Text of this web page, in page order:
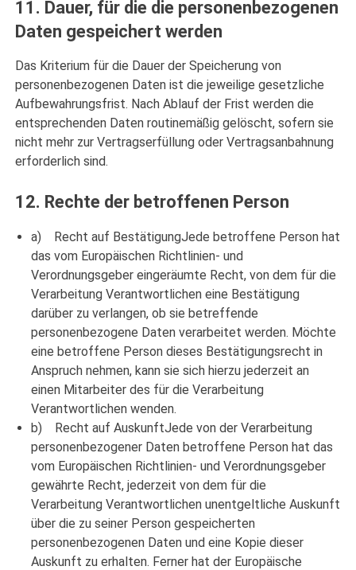
11. Dauer, für die die personenbezogenen
Daten gespeichert werden
Das Kriterium für die Dauer der Speicherung von
personenbezogenen Daten ist die jeweilige gesetzliche
Aufbewahrungsfrist. Nach Ablauf der Frist werden die
entsprechenden Daten routinemäßig gelöscht, sofern sie
nicht mehr zur Vertragserfüllung oder Vertragsanbahnung
erforderlich sind.
12. Rechte der betroffenen Person
a) Recht auf BestätigungJede betroffene Person hat
das vom Europäischen Richtlinien- und
Verordnungsgeber eingeräumte Recht, von dem für die
Verarbeitung Verantwortlichen eine Bestätigung
darüber zu verlangen, ob sie betreffende
personenbezogene Daten verarbeitet werden. Möchte
eine betroffene Person dieses Bestätigungsrecht in
Anspruch nehmen, kann sie sich hierzu jederzeit an
einen Mitarbeiter des für die Verarbeitung
Verantwortlichen wenden.
b) Recht auf AuskunftJede von der Verarbeitung
personenbezogener Daten betroffene Person hat das
vom Europäischen Richtlinien- und Verordnungsgeber
gewährte Recht, jederzeit von dem für die
Verarbeitung Verantwortlichen unentgeltliche Auskunft
über die zu seiner Person gespeicherten
personenbezogenen Daten und eine Kopie dieser
Auskunft zu erhalten. Ferner hat der Europäische